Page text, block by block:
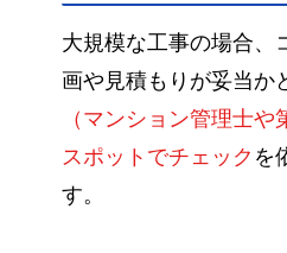
大規模な工事の場合、
画や見積もりが妥当か
（マンション管理士
スポットでチェック を
す。